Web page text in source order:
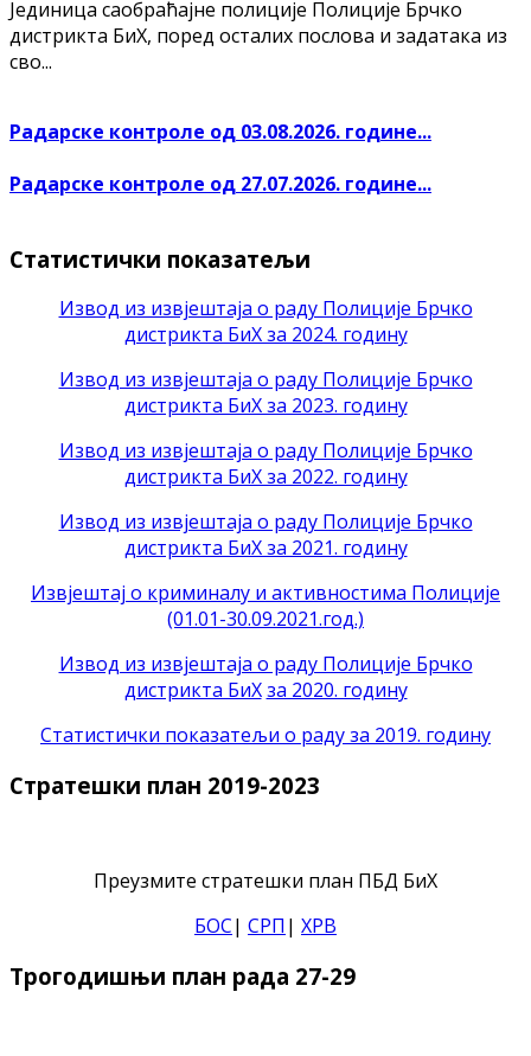
Јединица саобраћајне полиције Полиције Брчко
дистрикта БиХ, поред осталих послова и задатака из
сво...
Радарске контроле од 03.08.2026. године...
Радарске контроле од 27.07.2026. године...
Статистички показатељи
Извод из извјештаја о раду Полиције Брчко
дистрикта БиХ за 2024. годину
Извод из извјештаја о раду Полиције Брчко
дистрикта БиХ за 2023. годину
Извод из извјештаја о раду Полиције Брчко
дистрикта БиХ за 2022. годину
Извод из извјештаја о раду Полиције Брчко
дистрикта БиХ за 2021. годину
Извјештај о криминалу и активностима Полиције
(01.01-30.09.2021.год.)
Извод из извјештаја о раду Полиције Брчко
дистрикта БиХ за 2020. годину
Статистички показатељи о раду за 2019. годину
Стратешки план 2019-2023
Преузмите стратешки план ПБД БиХ
БОС| СРП | ХРВ
Трогодишњи план рада 27-29